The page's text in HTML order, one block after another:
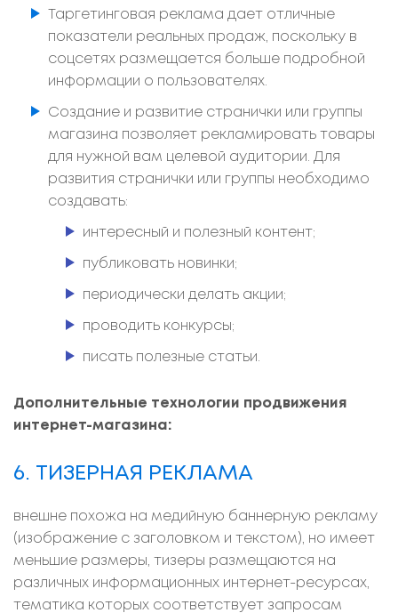
Таргетинговая реклама дает отличные
показатели реальных продаж, поскольку в
соцсетях размещается больше подробной
информации о пользователях.
Создание и развитие странички или группы
магазина позволяет рекламировать товары
для нужной вам целевой аудитории. Для
развития странички или группы необходимо
создавать:
интересный и полезный контент;
публиковать новинки;
периодически делать акции;
проводить конкурсы;
писать полезные статьи.
Дополнительные технологии продвижения
интернет-магазина:
6. ТИЗЕРНАЯ РЕКЛАМА
внешне похожа на медийную баннерную рекламу
(изображение с заголовком и текстом), но имеет
меньшие размеры, тизеры размещаются на
различных информационных интернет-ресурсах,
тематика которых соответствует запросам